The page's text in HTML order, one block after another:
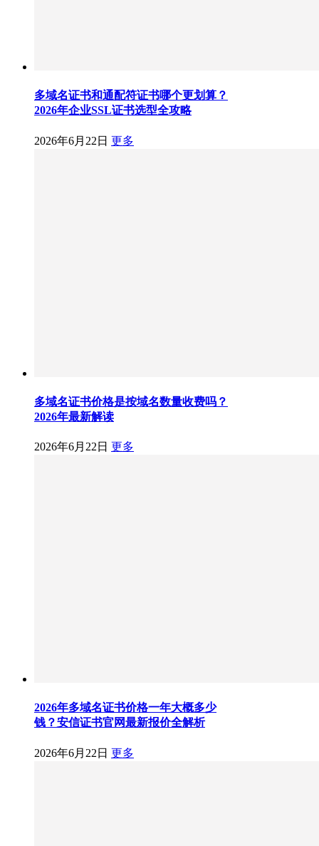
多域名证书和通配符证书哪个更划算？
2026年企业SSL证书选型全攻略
2026年6月22日 更多
多域名证书价格是按域名数量收费吗？
2026年最新解读
2026年6月22日 更多
2026年多域名证书价格一年大概多少
钱？安信证书官网最新报价全解析
2026年6月22日 更多